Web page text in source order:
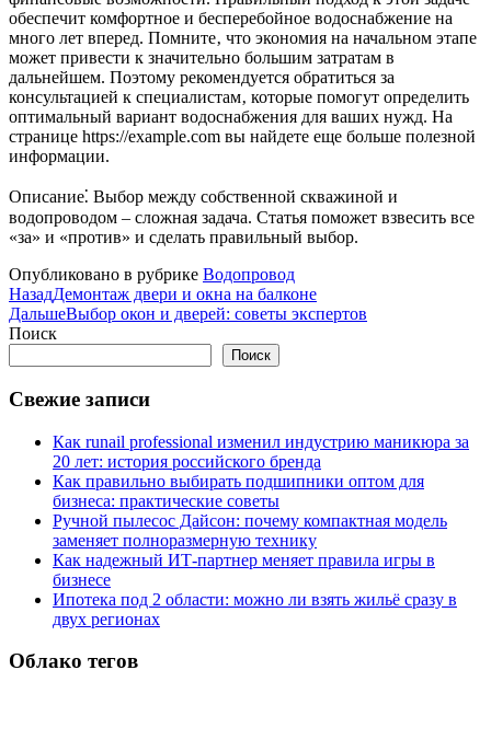
обеспечит комфортное и бесперебойное водоснабжение на
много лет вперед. Помните‚ что экономия на начальном этапе
может привести к значительно большим затратам в
дальнейшем. Поэтому рекомендуется обратиться за
консультацией к специалистам‚ которые помогут определить
оптимальный вариант водоснабжения для ваших нужд. На
странице https://example.com вы найдете еще больше полезной
информации.
Описание⁚ Выбор между собственной скважиной и
водопроводом – сложная задача. Статья поможет взвесить все
«за» и «против» и сделать правильный выбор.
Опубликовано в рубрике Водопровод
НазадДемонтаж двери и окна на балконе
ДальшеВыбор окон и дверей: советы экспертов
Поиск
Поиск
Свежие записи
Как runail professional изменил индустрию маникюра за
20 лет: история российского бренда
Как правильно выбирать подшипники оптом для
бизнеса: практические советы
Ручной пылесос Дайсон: почему компактная модель
заменяет полноразмерную технику
Как надежный ИТ-партнер меняет правила игры в
бизнесе
Ипотека под 2 области: можно ли взять жильё сразу в
двух регионах
Облако тегов